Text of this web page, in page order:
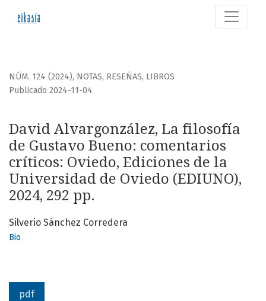
David Alvargonzález, La filosofía de Gustavo Bueno:
NÚM. 124 (2024), NOTAS, RESEÑAS, LIBROS
David Alvargonzález, La filosofía
de Gustavo Bueno: comentarios
críticos: Oviedo, Ediciones de la
Universidad de Oviedo (EDIUNO),
2024, 292 pp.
Publicado 2024-11-04
Silverio Sánchez Corredera
Bio
pdf